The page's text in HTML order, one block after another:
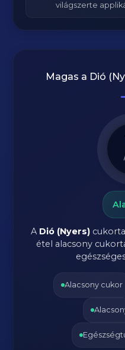
világszerte
Magas a Dió
A Dió (Nyers)
étel alacsony
Alacsony cukor